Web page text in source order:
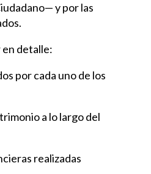
y por las
en detalle:
por cada uno de los
a lo largo del
realizadas